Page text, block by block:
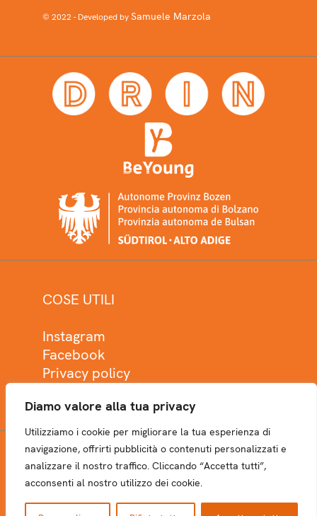
Diamo valore alla tua privacy
Utilizziamo i cookie per migliorare la tua esperienza di
navigazione, offrirti pubblicità o contenuti personalizzati e
analizzare il nostro traffico. Cliccando “Accetta tutti”,
acconsenti al nostro utilizzo dei cookie.
© 2022 - Developed bySamuele Marzola
COSE UTILI
Instagram
Facebook
Privacy policy
NEWSLETTER